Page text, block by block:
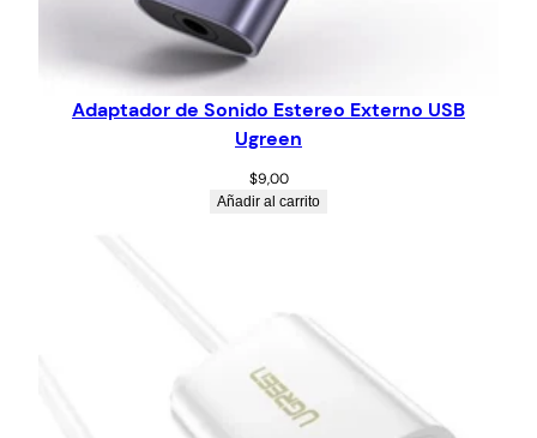
Adaptador de Sonido Estereo Externo USB
Ugreen
$9,00
Añadir al carrito